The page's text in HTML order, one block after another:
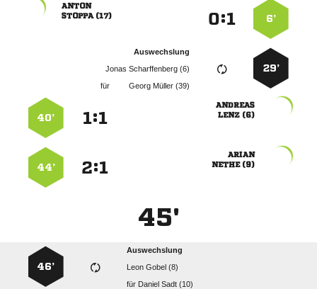
6’
:

 
29’
Auswechslung
  
für
  

 
:
40’

 
:
44’
45'
Auswechslung
  
für   
46’